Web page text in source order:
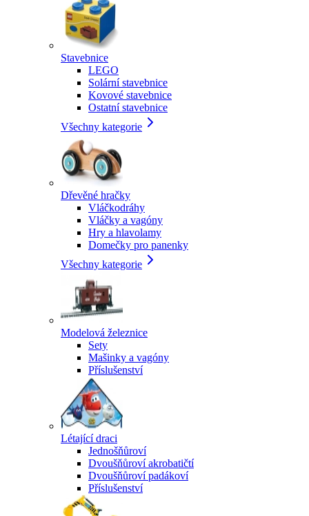
Stavebnice
LEGO
Solární stavebnice
Kovové stavebnice
Ostatní stavebnice
Všechny kategorie
Dřevěné hračky
Vláčkodráhy
Vláčky a vagóny
Hry a hlavolamy
Domečky pro panenky
Všechny kategorie
Modelová železnice
Sety
Mašinky a vagóny
Příslušenství
Létající draci
Jednošňůroví
Dvoušňůroví akrobatičtí
Dvoušňůroví padákoví
Příslušenství